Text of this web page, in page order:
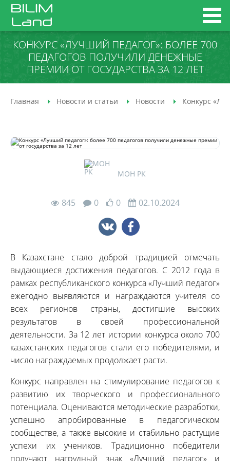
КОНКУРС «ЛУЧШИЙ ПЕДАГОГ»: БОЛЕЕ 700
ПЕДАГОГОВ ПОЛУЧИЛИ ДЕНЕЖНЫЕ
ПРЕМИИ ОТ ГОСУДАРСТВА ЗА 12 ЛЕТ
Главная Новости и статьи Новости Конкурс
МОН РК
845 0 0 02.10.2024
В Казахстане стало доброй традицией отмечать
выдающиеся достижения педагогов. С 2012 года в
рамках республиканского конкурса «Лучший педагог»
ежегодно выявляются и награждаются учителя со
всех регионов страны, достигшие высоких
результатов в своей профессиональной
деятельности. За 12 лет истории конкурса около 700
казахстанских педагогов стали его победителями, и
число награждаемых продолжает расти.
Конкурс направлен на стимулирование педагогов к
развитию их творческого и профессионального
потенциала. Оцениваются методические разработки,
успешно апробированные в педагогическом
сообществе, а также высокие и стабильно растущие
успехи их учеников. Традиционно победители
получают нагрудный знак «Лучший педагог» и